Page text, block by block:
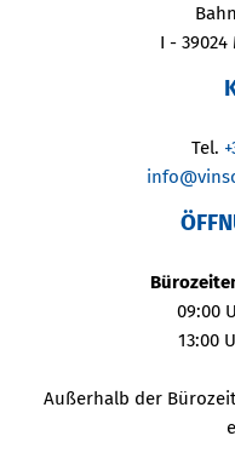
I -
Tel.
09:00
13:00
Außerhalb der